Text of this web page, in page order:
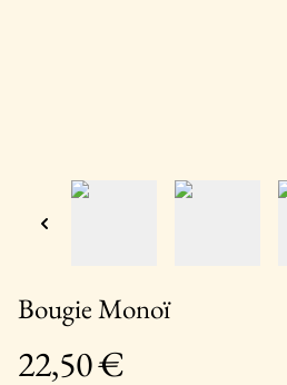
Bougie Monoï
22,50 €